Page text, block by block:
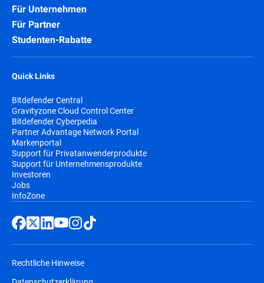
Für Unternehmen
Für Partner
Studenten-Rabatte
Quick Links
Bitdefender Central
Gravityzone Cloud Control Center
Bitdefender Cyberpedia
Partner Advantage Network Portal
Markenportal
Support für Privatanwenderprodukte
Support für Unternehmensprodukte
Investoren
Jobs
InfoZone
Rechtliche Hinweise